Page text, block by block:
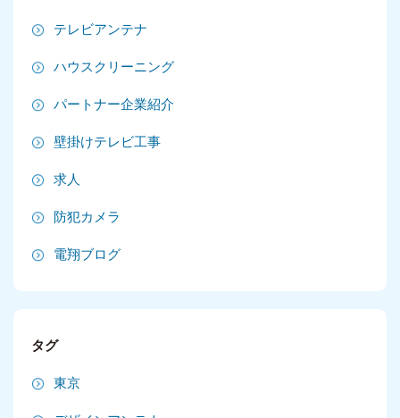
2024年8月
2024年7月
テレビアンテナ
ハウスクリーニング
パートナー企業紹介
壁掛けテレビ工事
求人
防犯カメラ
電翔ブログ
タグ
東京